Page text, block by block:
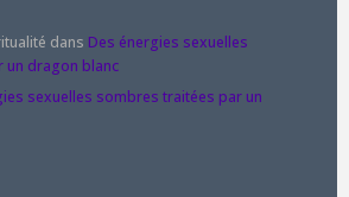
dans Des énergies sexuelles
un dragon blanc
sexuelles sombres traitées par un